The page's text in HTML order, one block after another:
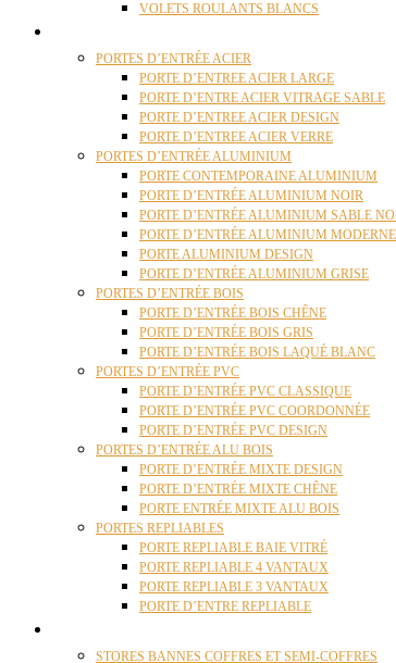
VOLETS ROULANTS BLANCS
PORTES D’ENTRÉE ACIER
PORTE D’ENTREE ACIER LARGE
PORTE D’ENTRE ACIER VITRAGE SABLE
PORTE D’ENTREE ACIER DESIGN
PORTE D’ENTREE ACIER VERRE
PORTES D’ENTRÉE ALUMINIUM
PORTE CONTEMPORAINE ALUMINIUM
PORTE D’ENTRÉE ALUMINIUM NOIR
PORTE D’ENTRÉE ALUMINIUM SABLE
PORTE D’ENTRÉE ALUMINIUM MODERNE
PORTE ALUMINIUM DESIGN
PORTE D’ENTRÉE ALUMINIUM GRISE
PORTES D’ENTRÉE BOIS
PORTE D’ENTRÉE BOIS CHÊNE
PORTE D’ENTRÉE BOIS GRIS
PORTE D’ENTRÉE BOIS LAQUÉ BLANC
PORTES D’ENTRÉE PVC
PORTE D’ENTRÉE PVC CLASSIQUE
PORTE D’ENTRÉE PVC COORDONNÉE
PORTE D’ENTRÉE PVC DESIGN
PORTES D’ENTRÉE ALU BOIS
PORTE D’ENTRÉE MIXTE DESIGN
PORTE D’ENTRÉE MIXTE CHÊNE
PORTE ENTRÉE MIXTE ALU BOIS
PORTES REPLIABLES
PORTE REPLIABLE BAIE VITRÉ
PORTE REPLIABLE 4 VANTAUX
PORTE REPLIABLE 3 VANTAUX
PORTE D’ENTRE REPLIABLE
STORES BANNES COFFRES ET SEMI-COFFRES